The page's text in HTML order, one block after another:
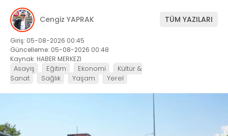
Cengiz YAPRAK TÜM YAZILARI
Giriş: 05-08-2026 00:45
Güncelleme: 05-08-2026 00:48
Kaynak: HABER MERKEZI
Asayiş Eğitim Ekonomi
Kültür &
Sanat
Sağlık Yaşam Yerel